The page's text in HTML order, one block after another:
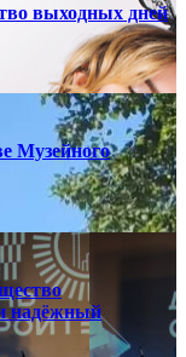
выходных дней
Музейного
надёжный